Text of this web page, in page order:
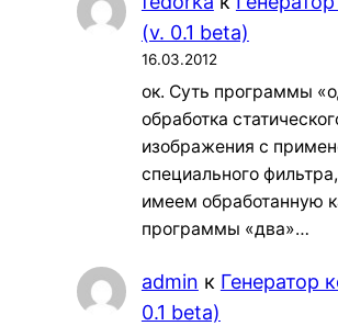
(v. 0.1 beta)
16.03.2012
ок. Суть программы
обработка
изображения с
специального
имеем обработанную
программы «два»…
admin к Генератор
0.1 beta)